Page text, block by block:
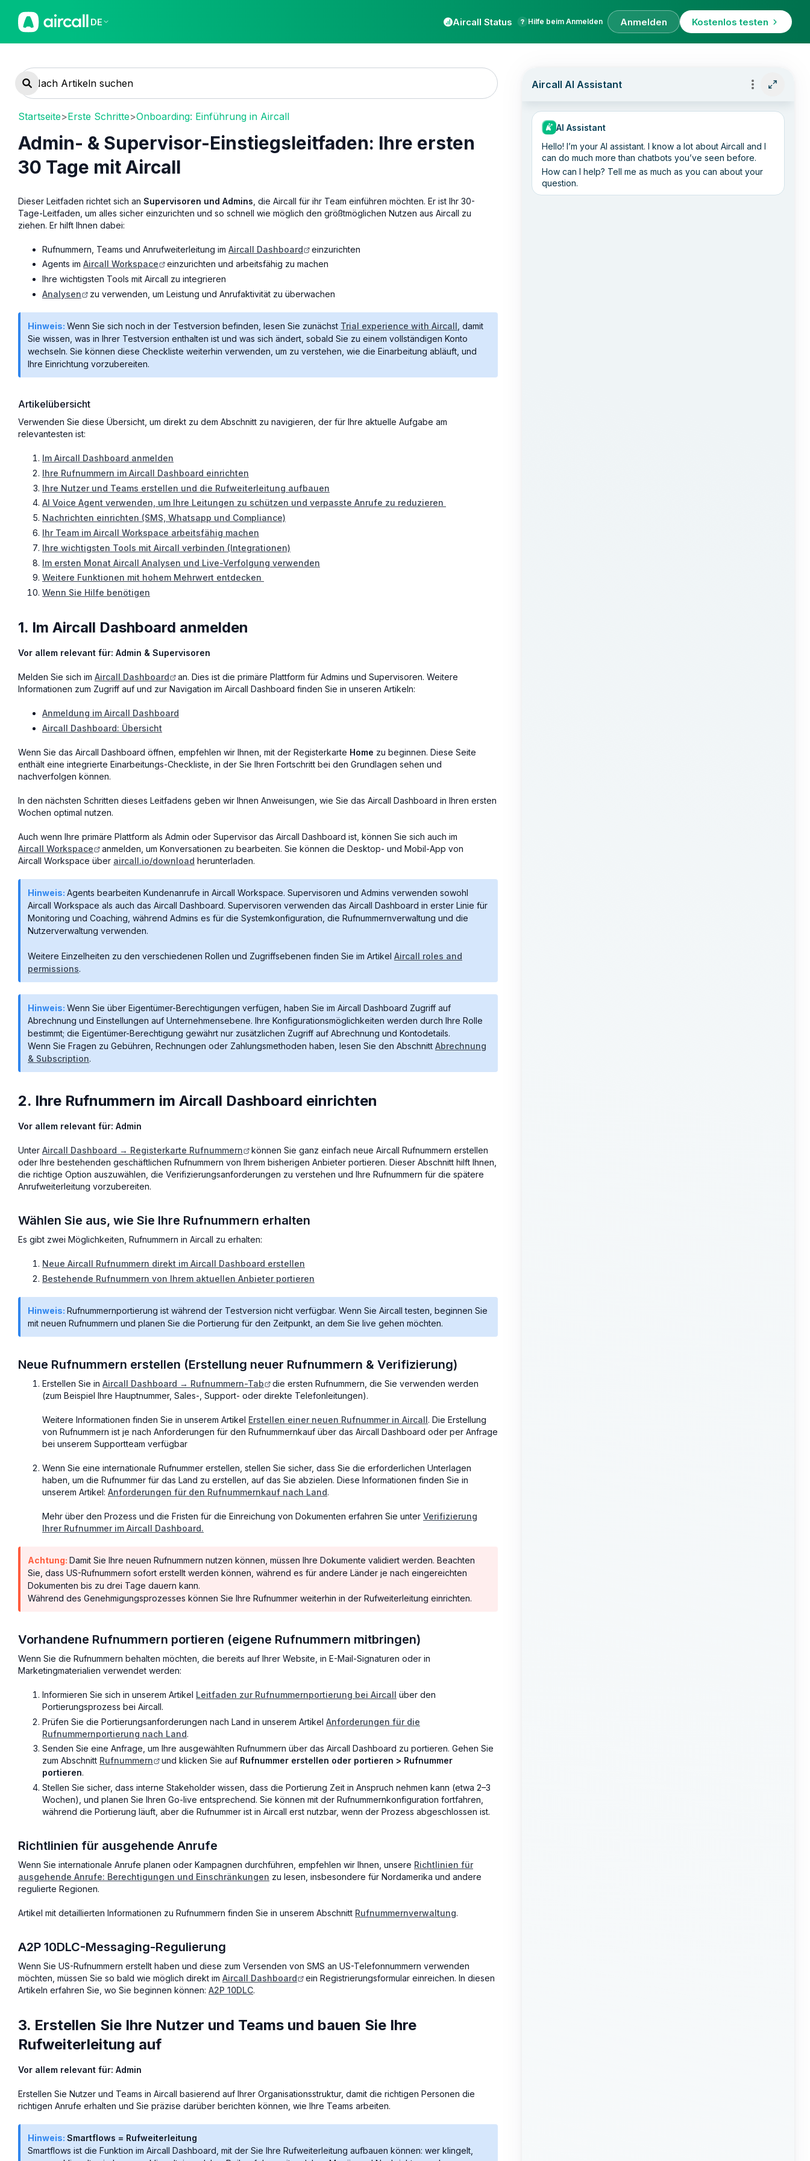
DE Aircall Status Hilfe beim Anmelden Anmelden Kostenlos testen
Startseite>Erste Schritte>Onboarding: Einführung in Aircall
Admin- & Supervisor-Einstiegsleitfaden: Ihre ersten
30 Tage mit Aircall
Dieser Leitfaden richtet sich an Supervisoren und Admins , die Aircall für ihr Team einführen möchten. Er ist Ihr 30-
Tage-Leitfaden, um alles sicher einzurichten und so schnell wie möglich den größtmöglichen Nutzen aus Aircall zu
ziehen. Er hilft Ihnen dabei:
Rufnummern, Teams und Anrufweiterleitung im Aircall Dashboard
einzurichten
Agents im Aircall Workspace
einzurichten und arbeitsfähig zu machen
Ihre wichtigsten Tools mit Aircall zu integrieren
Analysen
zu verwenden, um Leistung und Anrufaktivität zu überwachen
Hinweis: Wenn Sie sich noch in der Testversion befinden, lesen Sie zunächst Trial experience with Aircall , damit
Sie wissen, was in Ihrer Testversion enthalten ist und was sich ändert, sobald Sie zu einem vollständigen Konto
wechseln. Sie können diese Checkliste weiterhin verwenden, um zu verstehen, wie die Einarbeitung abläuft, und
Ihre Einrichtung vorzubereiten.
Artikelübersicht
Verwenden Sie diese Übersicht, um direkt zu dem Abschnitt zu navigieren, der für Ihre aktuelle Aufgabe am
relevantesten ist:
Im Aircall Dashboard anmelden
Ihre Rufnummern im Aircall Dashboard einrichten
Ihre Nutzer und Teams erstellen und die Rufweiterleitung aufbauen
AI Voice Agent verwenden, um Ihre Leitungen zu schützen und verpasste Anrufe zu reduzieren
Nachrichten einrichten (SMS, Whatsapp und Compliance)
Ihr Team im Aircall Workspace arbeitsfähig machen
Ihre wichtigsten Tools mit Aircall verbinden (Integrationen)
Im ersten Monat Aircall Analysen und Live-Verfolgung verwenden
Weitere Funktionen mit hohem Mehrwert entdecken
Wenn Sie Hilfe benötigen
1. Im Aircall Dashboard anmelden
Vor allem relevant für: Admin & Supervisoren
Melden Sie sich im Aircall Dashboard
an. Dies ist die primäre Plattform für Admins und Supervisoren. Weitere
Informationen zum Zugriff auf und zur Navigation im Aircall Dashboard finden Sie in unseren Artikeln:
Anmeldung im Aircall Dashboard
Aircall Dashboard: Übersicht
Wenn Sie das Aircall Dashboard öffnen, empfehlen wir Ihnen, mit der Registerkarte Home zu beginnen. Diese Seite
enthält eine integrierte Einarbeitungs-Checkliste, in der Sie Ihren Fortschritt bei den Grundlagen sehen und
nachverfolgen können.
In den nächsten Schritten dieses Leitfadens geben wir Ihnen Anweisungen, wie Sie das Aircall Dashboard in Ihren ersten
Wochen optimal nutzen.
Auch wenn Ihre primäre Plattform als Admin oder Supervisor das Aircall Dashboard ist, können Sie sich auch im
Aircall Workspace
anmelden, um Konversationen zu bearbeiten. Sie können die Desktop- und Mobil-App von
Aircall Workspace über aircall.io/download herunterladen.
Hinweis: Agents bearbeiten Kundenanrufe in Aircall Workspace. Supervisoren und Admins verwenden sowohl
Aircall Workspace als auch das Aircall Dashboard. Supervisoren verwenden das Aircall Dashboard in erster Linie für
Monitoring und Coaching, während Admins es für die Systemkonfiguration, die Rufnummernverwaltung und die
Nutzerverwaltung verwenden.
Weitere Einzelheiten zu den verschiedenen Rollen und Zugriffsebenen finden Sie im Artikel Aircall roles and
permissions.
Hinweis: Wenn Sie über Eigentümer-Berechtigungen verfügen, haben Sie im Aircall Dashboard Zugriff auf
Abrechnung und Einstellungen auf Unternehmensebene. Ihre Konfigurationsmöglichkeiten werden durch Ihre Rolle
bestimmt; die Eigentümer-Berechtigung gewährt nur zusätzlichen Zugriff auf Abrechnung und Kontodetails.
Wenn Sie Fragen zu Gebühren, Rechnungen oder Zahlungsmethoden haben, lesen Sie den Abschnitt Abrechnung
& Subscription.
2. Ihre Rufnummern im Aircall Dashboard einrichten
Vor allem relevant für: Admin
Unter Aircall Dashboard → Registerkarte Rufnummern
können Sie ganz einfach neue Aircall Rufnummern erstellen
oder Ihre bestehenden geschäftlichen Rufnummern von Ihrem bisherigen Anbieter portieren. Dieser Abschnitt hilft Ihnen,
die richtige Option auszuwählen, die Verifizierungsanforderungen zu verstehen und Ihre Rufnummern für die spätere
Anrufweiterleitung vorzubereiten.
Wählen Sie aus, wie Sie Ihre Rufnummern erhalten
Es gibt zwei Möglichkeiten, Rufnummern in Aircall zu erhalten:
Neue Aircall Rufnummern direkt im Aircall Dashboard erstellen
Bestehende Rufnummern von Ihrem aktuellen Anbieter portieren
Hinweis: Rufnummernportierung ist während der Testversion nicht verfügbar. Wenn Sie Aircall testen, beginnen Sie
mit neuen Rufnummern und planen Sie die Portierung für den Zeitpunkt, an dem Sie live gehen möchten.
Neue Rufnummern erstellen (Erstellung neuer Rufnummern & Verifizierung)
Erstellen Sie in Aircall Dashboard → Rufnummern-Tab
die ersten Rufnummern, die Sie verwenden werden
(zum Beispiel Ihre Hauptnummer, Sales-, Support- oder direkte Telefonleitungen).
Weitere Informationen finden Sie in unserem Artikel Erstellen einer neuen Rufnummer in Aircall. Die Erstellung
von Rufnummern ist je nach Anforderungen für den Rufnummernkauf über das Aircall Dashboard oder per Anfrage
bei unserem Supportteam verfügbar
Wenn Sie eine internationale Rufnummer erstellen, stellen Sie sicher, dass Sie die erforderlichen Unterlagen
haben, um die Rufnummer für das Land zu erstellen, auf das Sie abzielen. Diese Informationen finden Sie in
unserem Artikel: Anforderungen für den Rufnummernkauf nach Land.
Mehr über den Prozess und die Fristen für die Einreichung von Dokumenten erfahren Sie unter Verifizierung
Ihrer Rufnummer im Aircall Dashboard.
Achtung: Damit Sie Ihre neuen Rufnummern nutzen können, müssen Ihre Dokumente validiert werden. Beachten
Sie, dass US-Rufnummern sofort erstellt werden können, während es für andere Länder je nach eingereichten
Dokumenten bis zu drei Tage dauern kann.
Während des Genehmigungsprozesses können Sie Ihre Rufnummer weiterhin in der Rufweiterleitung einrichten.
Vorhandene Rufnummern portieren (eigene Rufnummern mitbringen)
Wenn Sie die Rufnummern behalten möchten, die bereits auf Ihrer Website, in E-Mail-Signaturen oder in
Marketingmaterialien verwendet werden:
Informieren Sie sich in unserem Artikel Leitfaden zur Rufnummernportierung bei Aircall über den
Portierungsprozess bei Aircall.
Prüfen Sie die Portierungsanforderungen nach Land in unserem Artikel Anforderungen für die
Rufnummernportierung nach Land.
Senden Sie eine Anfrage, um Ihre ausgewählten Rufnummern über das Aircall Dashboard zu portieren. Gehen Sie
zum Abschnitt Rufnummern und klicken Sie auf Rufnummer erstellen oder portieren > Rufnummer
portieren.
Stellen Sie sicher, dass interne Stakeholder wissen, dass die Portierung Zeit in Anspruch nehmen kann (etwa 2–3
Wochen), und planen Sie Ihren Go-live entsprechend. Sie können mit der Rufnummernkonfiguration fortfahren,
während die Portierung läuft, aber die Rufnummer ist in Aircall erst nutzbar, wenn der Prozess abgeschlossen ist.
Richtlinien für ausgehende Anrufe
Wenn Sie internationale Anrufe planen oder Kampagnen durchführen, empfehlen wir Ihnen, unsere Richtlinien für
ausgehende Anrufe: Berechtigungen und Einschränkungen zu lesen, insbesondere für Nordamerika und andere
regulierte Regionen.
Artikel mit detaillierten Informationen zu Rufnummern finden Sie in unserem Abschnitt Rufnummernverwaltung.
A2P 10DLC-Messaging-Regulierung
Wenn Sie US-Rufnummern erstellt haben und diese zum Versenden von SMS an US-Telefonnummern verwenden
möchten, müssen Sie so bald wie möglich direkt im Aircall Dashboard
ein Registrierungsformular einreichen. In diesen
Artikeln erfahren Sie, wo Sie beginnen können: A2P 10DLC.
3. Erstellen Sie Ihre Nutzer und Teams und bauen Sie Ihre
Rufweiterleitung auf
Vor allem relevant für: Admin
Erstellen Sie Nutzer und Teams in Aircall basierend auf Ihrer Organisationsstruktur, damit die richtigen Personen die
richtigen Anrufe erhalten und Sie präzise darüber berichten können, wie Ihre Teams arbeiten.
Hinweis: Smartflows = Rufweiterleitung
Smartflows ist die Funktion im Aircall Dashboard, mit der Sie Ihre Rufweiterleitung aufbauen können: wer klingelt,